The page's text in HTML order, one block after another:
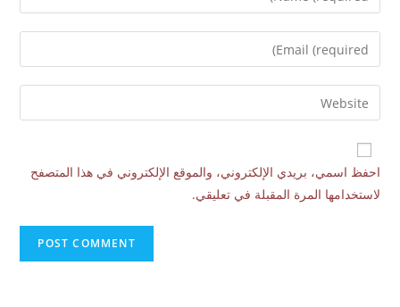
احفظ اسمي، بريدي الإلكتروني، والموقع الإلكتروني في هذا المتصفح
لاستخدامها المرة المقبلة في تعليقي.